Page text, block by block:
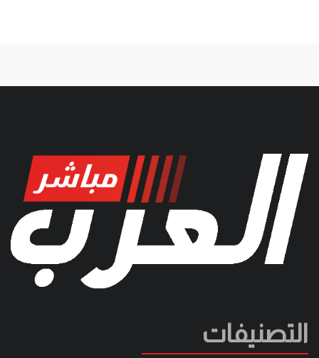
التصنيفات